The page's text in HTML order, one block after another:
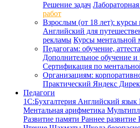
Решение задач Лабораторная
работ
Взрослым (от 18 лет):
Английский для
рекламы Курсы ментальной
Педагогам: обучение,
Дополнительное обучение и
Сертификация по
Организациям:
Практический Яндекс
Педагоги
1С:Бухгалтерия Английский язык
Ментальная арифметика
Развитие памяти Раннее развитие